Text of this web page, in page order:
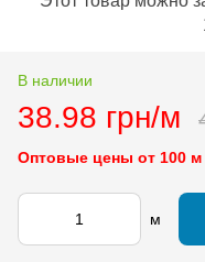
В наличии
38.98 грн/м
Оптовые цены от 100 м
м